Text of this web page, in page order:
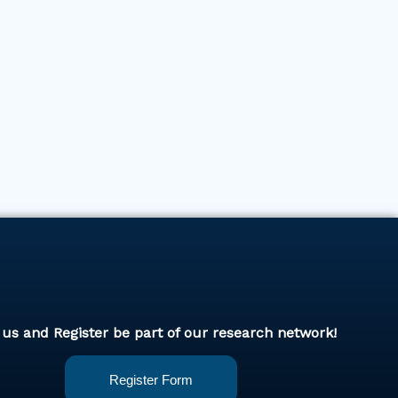
us and Register be part of our research network!
Register Form